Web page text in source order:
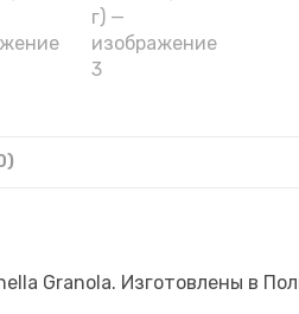
Granola. Изготовлены в